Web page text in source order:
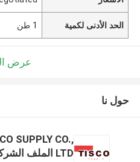
الحد الأدنى لكمية 1 طن
عرض
حول نا
SUPPLY CO.,
LTD الملف الشركة المصنعة